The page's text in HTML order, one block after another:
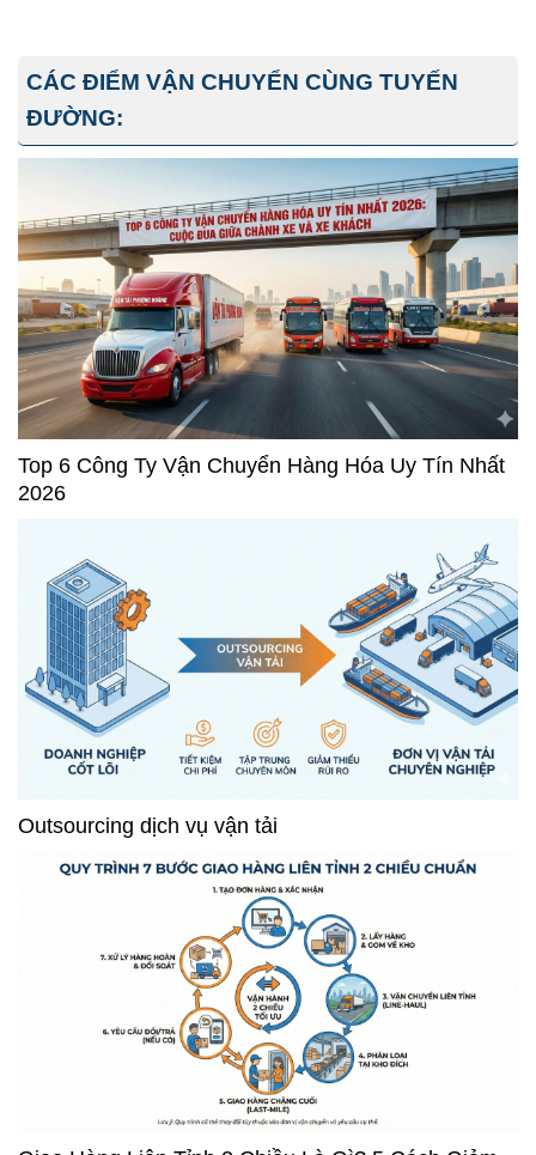
CÁC ĐIỂM VẬN CHUYỂN CÙNG TUYẾN
ĐƯỜNG:
Top 6 Công Ty Vận Chuyển Hàng Hóa Uy Tín Nhất
2026
Outsourcing dịch vụ vận tải